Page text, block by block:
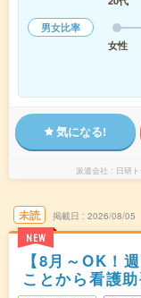
男女比率
女性
気になる!
派遣会社 日研
未読
NEW
掲載日 2026/08/05
【8月～OK！
ことから看護